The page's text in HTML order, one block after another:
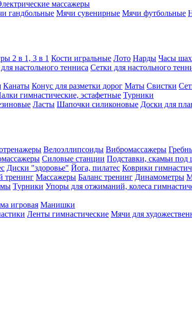
массажеры
гандбольные Мячи сувенирные Мячи футбольные
2 в 1, 3 в 1 Кости игральные Лото Нарды Часы
настольного тенниса Сетки для настольного
Канаты Конус для разметки дорог Маты Свистки
гимнастические, эстафетные Турники
Ласты Шапочки силиконовые Доски для
Велоэллипсоиды Вибромассажеры
Силовые станции Подставки, скамьи под
Диски "здоровье" Йога, пилатес Коврики
тренинг Массажеры Баланс тренинг Динамометры
Турники Упоры для отжиманий, колеса
игровая Манишки
Ленты гимнастические Мячи для